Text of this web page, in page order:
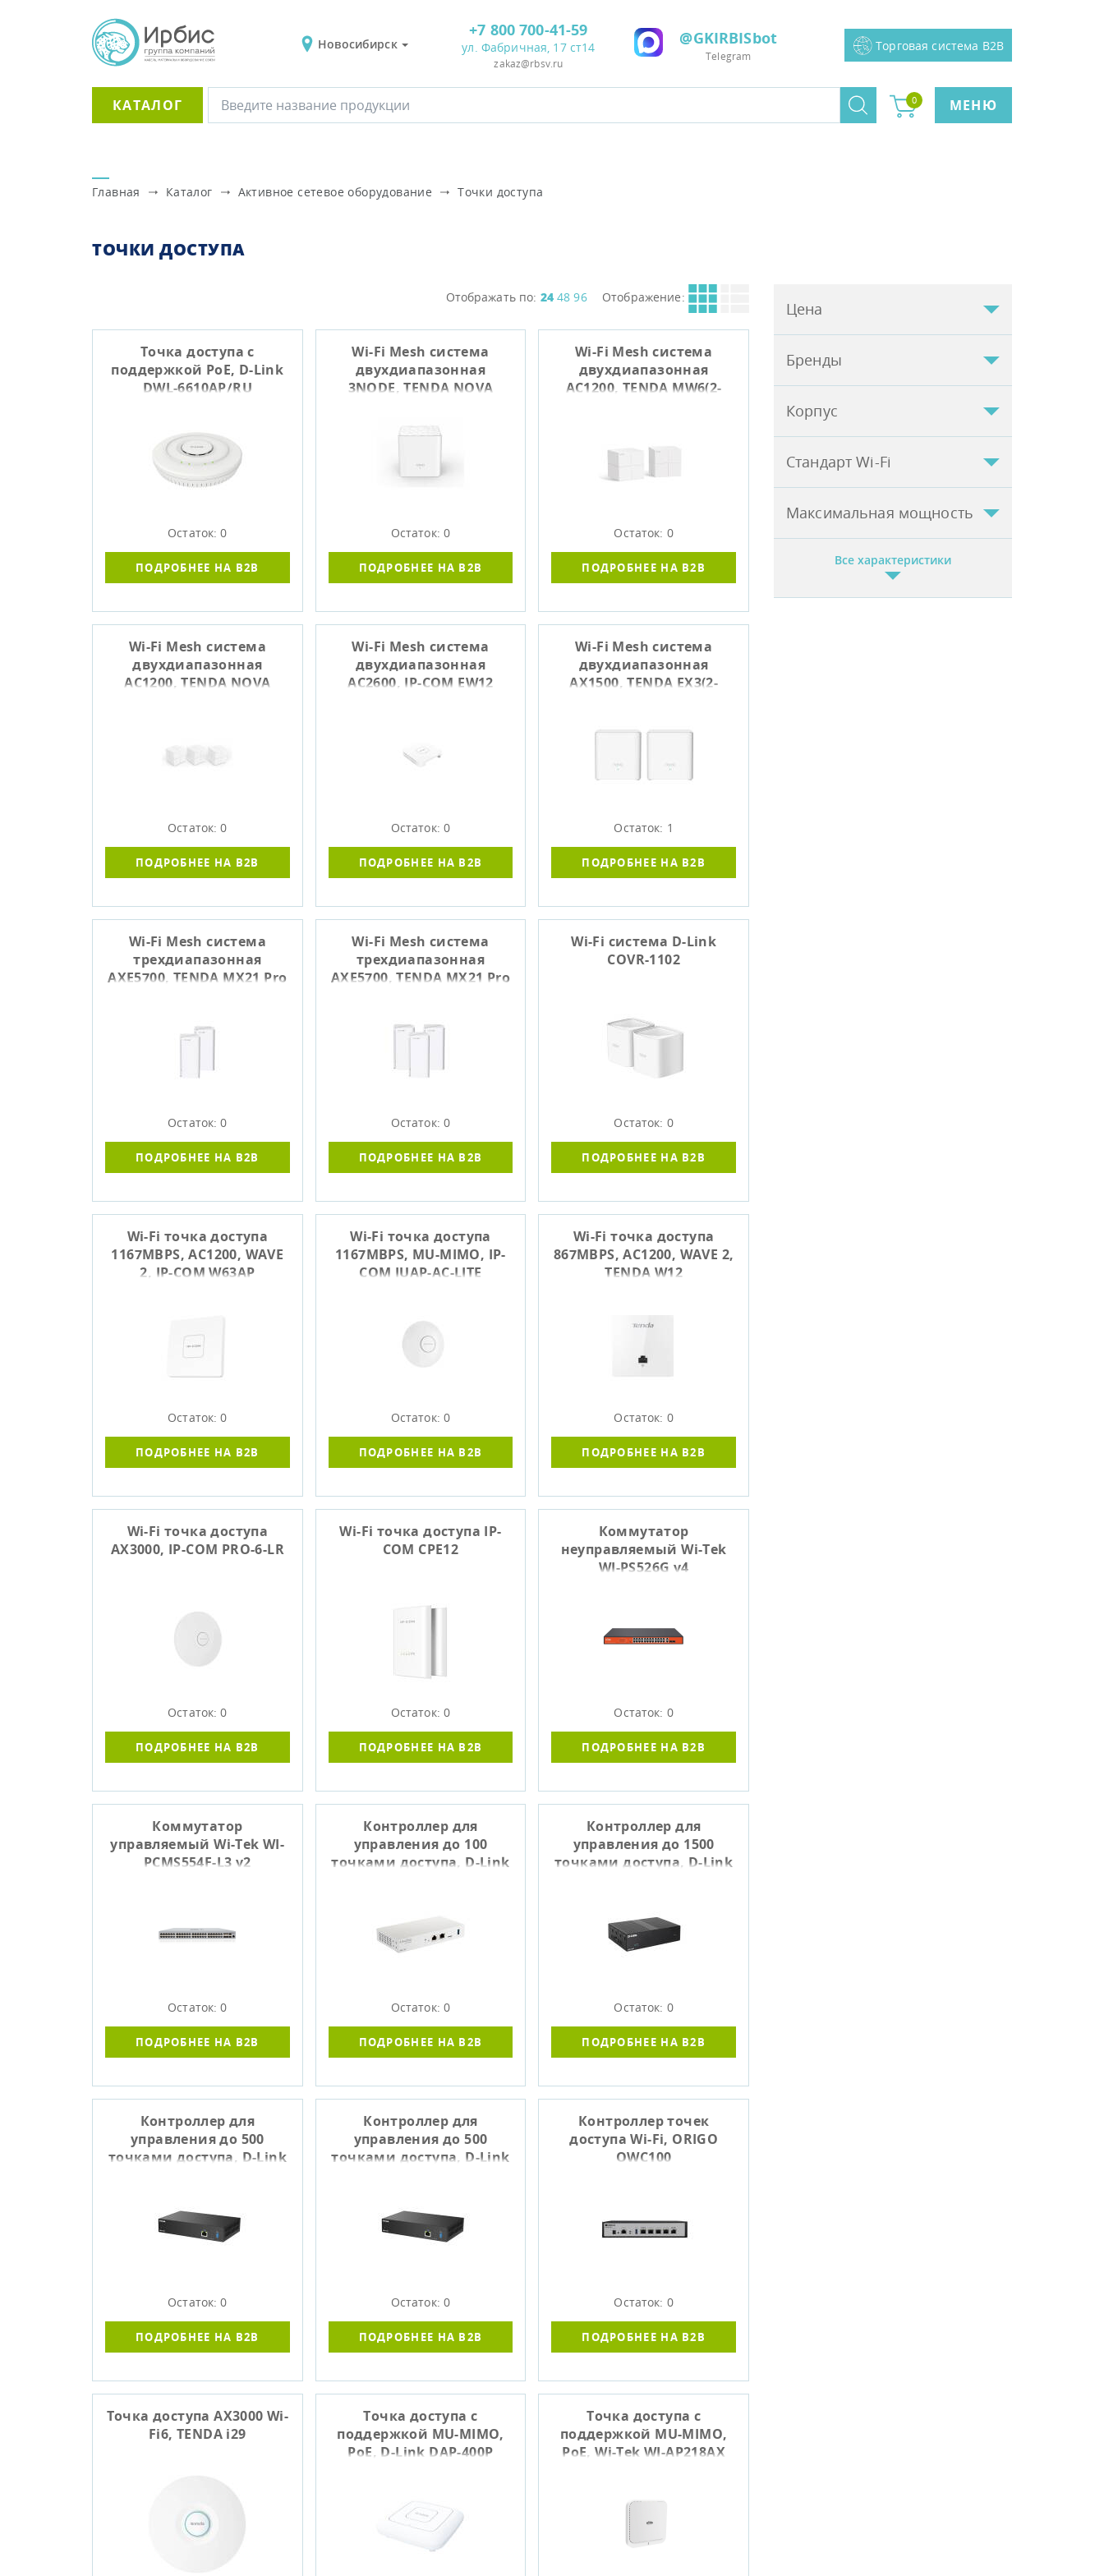
Новосибирск
+7 800 700-41-59
ул. Фабричная, 17 ст14
zakaz@rbsv.ru
@GKIRBISbot
Telegram
Торговая система B2B
КАТАЛОГ 0 МЕНЮ
Главная Каталог Активное сетевое оборудование Точки доступа
Цена
Бренды
Корпус
Стандарт Wi-Fi
Максимальная мощность
Все характеристики
ТОЧКИ ДОСТУПА
Отображать по: 24 48 96 Отображение:
Точка доступа с
поддержкой PoE, D-Link
DWL-6610AP/RU
Остаток: 0
ПОДРОБНЕЕ НА B2B
Wi-Fi Mesh система
двухдиапазонная
3NODE, TENDA NOVA
Остаток: 0
ПОДРОБНЕЕ НА B2B
Wi-Fi Mesh система
двухдиапазонная
AC1200, TENDA MW6(2-
Остаток: 0
ПОДРОБНЕЕ НА B2B
Wi-Fi Mesh система
двухдиапазонная
AC1200, TENDA NOVA
Остаток: 0
ПОДРОБНЕЕ НА B2B
Wi-Fi Mesh система
двухдиапазонная
AC2600, IP-COM EW12
Остаток: 0
ПОДРОБНЕЕ НА B2B
Wi-Fi Mesh система
двухдиапазонная
AX1500, TENDA EX3(2-
Остаток: 1
ПОДРОБНЕЕ НА B2B
Wi-Fi Mesh система
трехдиапазонная
AXE5700, TENDA MX21 Pro
Остаток: 0
ПОДРОБНЕЕ НА B2B
Wi-Fi Mesh система
трехдиапазонная
AXE5700, TENDA MX21 Pro
Остаток: 0
ПОДРОБНЕЕ НА B2B
Wi-Fi система D-Link
COVR-1102
Остаток: 0
ПОДРОБНЕЕ НА B2B
Wi-Fi точка доступа
1167MBPS, AC1200, WAVE
2, IP-COM W63AP
Остаток: 0
ПОДРОБНЕЕ НА B2B
Wi-Fi точка доступа
1167MBPS, MU-MIMO, IP-
COM IUAP-AC-LITE
Остаток: 0
ПОДРОБНЕЕ НА B2B
Wi-Fi точка доступа
867MBPS, AC1200, WAVE 2,
TENDA W12
Остаток: 0
ПОДРОБНЕЕ НА B2B
Wi-Fi точка доступа
AX3000, IP-COM PRO-6-LR
Остаток: 0
ПОДРОБНЕЕ НА B2B
Wi-Fi точка доступа IP-
COM CPE12
Остаток: 0
ПОДРОБНЕЕ НА B2B
Коммутатор
неуправляемый Wi-Tek
WI-PS526G v4
Остаток: 0
ПОДРОБНЕЕ НА B2B
Коммутатор
управляемый Wi-Tek WI-
PCMS554F-L3 v2
Остаток: 0
ПОДРОБНЕЕ НА B2B
Контроллер для
управления до 100
точками доступа, D-Link
Остаток: 0
ПОДРОБНЕЕ НА B2B
Контроллер для
управления до 1500
точками доступа, D-Link
Остаток: 0
ПОДРОБНЕЕ НА B2B
Контроллер для
управления до 500
точками доступа, D-Link
Остаток: 0
ПОДРОБНЕЕ НА B2B
Контроллер для
управления до 500
точками доступа, D-Link
Остаток: 0
ПОДРОБНЕЕ НА B2B
Контроллер точек
доступа Wi-Fi, ORIGO
OWC100
Остаток: 0
ПОДРОБНЕЕ НА B2B
Точка доступа AX3000 Wi-
Fi6, TENDA i29
Точка доступа c
поддержкой MU-MIMO,
PoE, D-Link DAP-400P
Точка доступа c
поддержкой MU-MIMO,
PoE, Wi-Tek WI-AP218AX